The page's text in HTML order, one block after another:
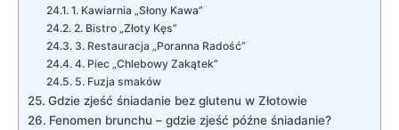
1. Kawiarnia „Słony Kawa”
2. Bistro „Złoty Kęs”
3. Restauracja „Poranna Radość”
4. Piec „Chlebowy Zakątek”
5. Fuzja smaków
Gdzie zjeść śniadanie bez glutenu w Złotowie
Fenomen brunchu – gdzie zjeść późne śniadanie?